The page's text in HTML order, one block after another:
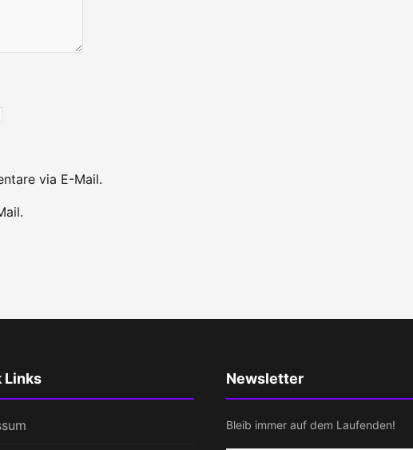
via E-Mail.
Links Newsletter
Bleib immer auf dem Laufenden!